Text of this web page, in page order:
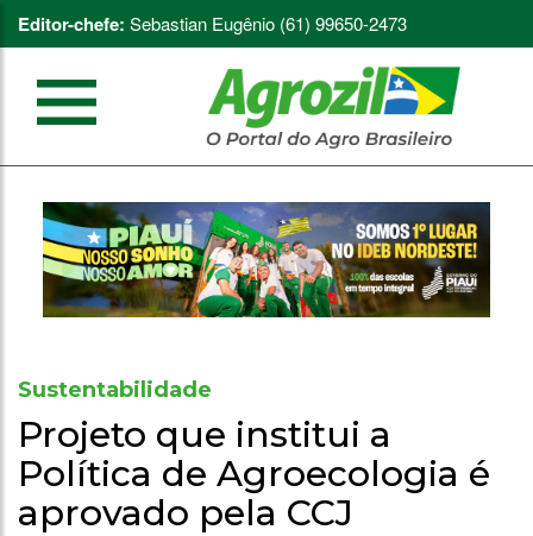
Editor-chefe: Sebastian Eugênio (61) 99650-2473
Sustentabilidade
Projeto que institui a
Política de Agroecologia é
aprovado pela CCJ